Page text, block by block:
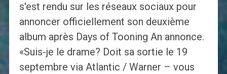
s'est rendu sur les réseaux sociaux pour
annoncer officiellement son deuxième
album après Days of Tooning An annonce.
«Suis-je le drame? Doit sa sortie le 19
septembre via Atlantic / Warner – vous